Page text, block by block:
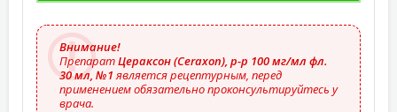
Внимание!
ПрепаратЦераксон (Ceraxon), р-р 100 мг/мл фл.
30 мл, №1является рецептурным, перед
применением обязательно проконсультируйтесь у
врача.